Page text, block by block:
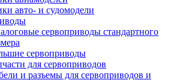
авто- и судомодели
сервоприводы стандартного
сервоприводы
для сервоприводов
и разъемы для сервоприводов и